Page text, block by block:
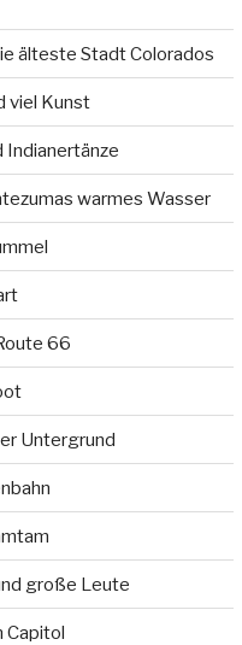
älteste Stadt Colorados
viel Kunst
Indianertänze
warmes Wasser
66
Untergrund
große Leute
Capitol